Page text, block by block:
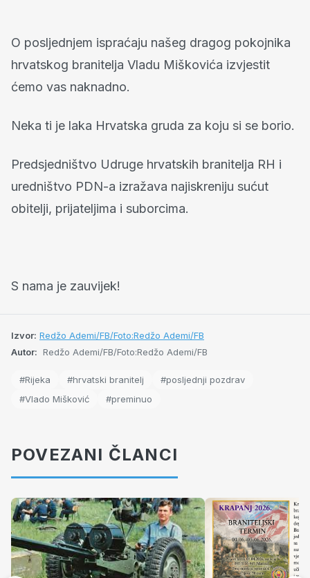
O posljednjem ispraćaju našeg dragog pokojnika
hrvatskog branitelja Vladu Miškovića izvjestit
ćemo vas naknadno.
Neka ti je laka Hrvatska gruda za koju si se borio.
Predsjedništvo Udruge hrvatskih branitelja RH i
uredništvo PDN-a izražava najiskreniju sućut
obitelji, prijateljima i suborcima.
S nama je zauvijek!
Izvor: Redžo Ademi/FB/Foto:Redžo Ademi/FB
Autor: Redžo Ademi/FB/Foto:Redžo Ademi/FB
#Rijeka #hrvatski branitelj
#posljednji pozdrav
#Vlado Mišković
#preminuo
POVEZANI ČLANCI